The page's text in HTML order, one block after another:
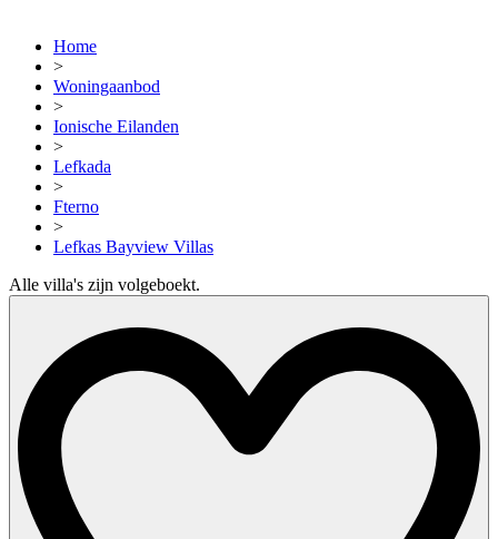
Home
>
Woningaanbod
>
Ionische Eilanden
>
Lefkada
>
Fterno
>
Lefkas Bayview Villas
Alle villa's zijn volgeboekt.